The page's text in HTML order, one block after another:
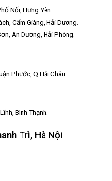
Nối, Hưng Yên.
Cẩm Giàng, Hải Dương.
An Dương, Hải Phòng.
Phước, Q.Hải Châu.
Bình Thạnh.
Trì, Hà Nội